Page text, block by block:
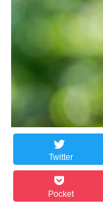
Twitter
Pocket